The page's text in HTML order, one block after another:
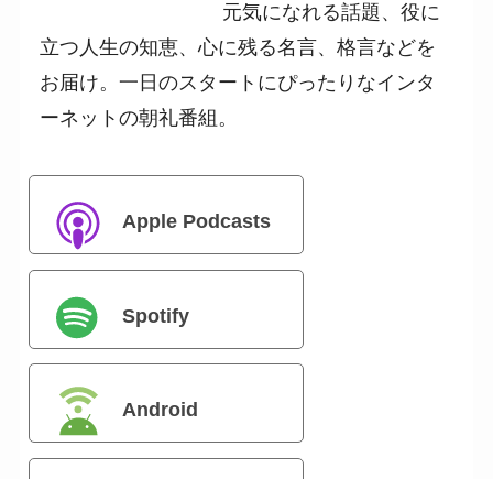
元気になれる話題、役に
立つ人生の知恵、心に残る名言、格言などを
お届け。一日のスタートにぴったりなインタ
ーネットの朝礼番組。
Apple Podcasts
Spotify
Android